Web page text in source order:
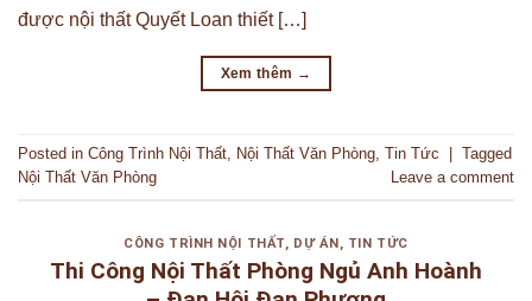
được nội thất Quyết Loan thiết […]
Xem thêm →
Posted in Công Trình Nội Thất, Nội Thất Văn Phòng, Tin Tức
Tagged
Nội Thất Văn Phòng
Leave a comment
CÔNG TRÌNH NỘI THẤT, DỰ ÁN, TIN TỨC
Thi Công Nội Thất Phòng Ngủ Anh Hoành